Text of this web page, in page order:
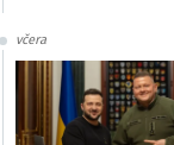
včera